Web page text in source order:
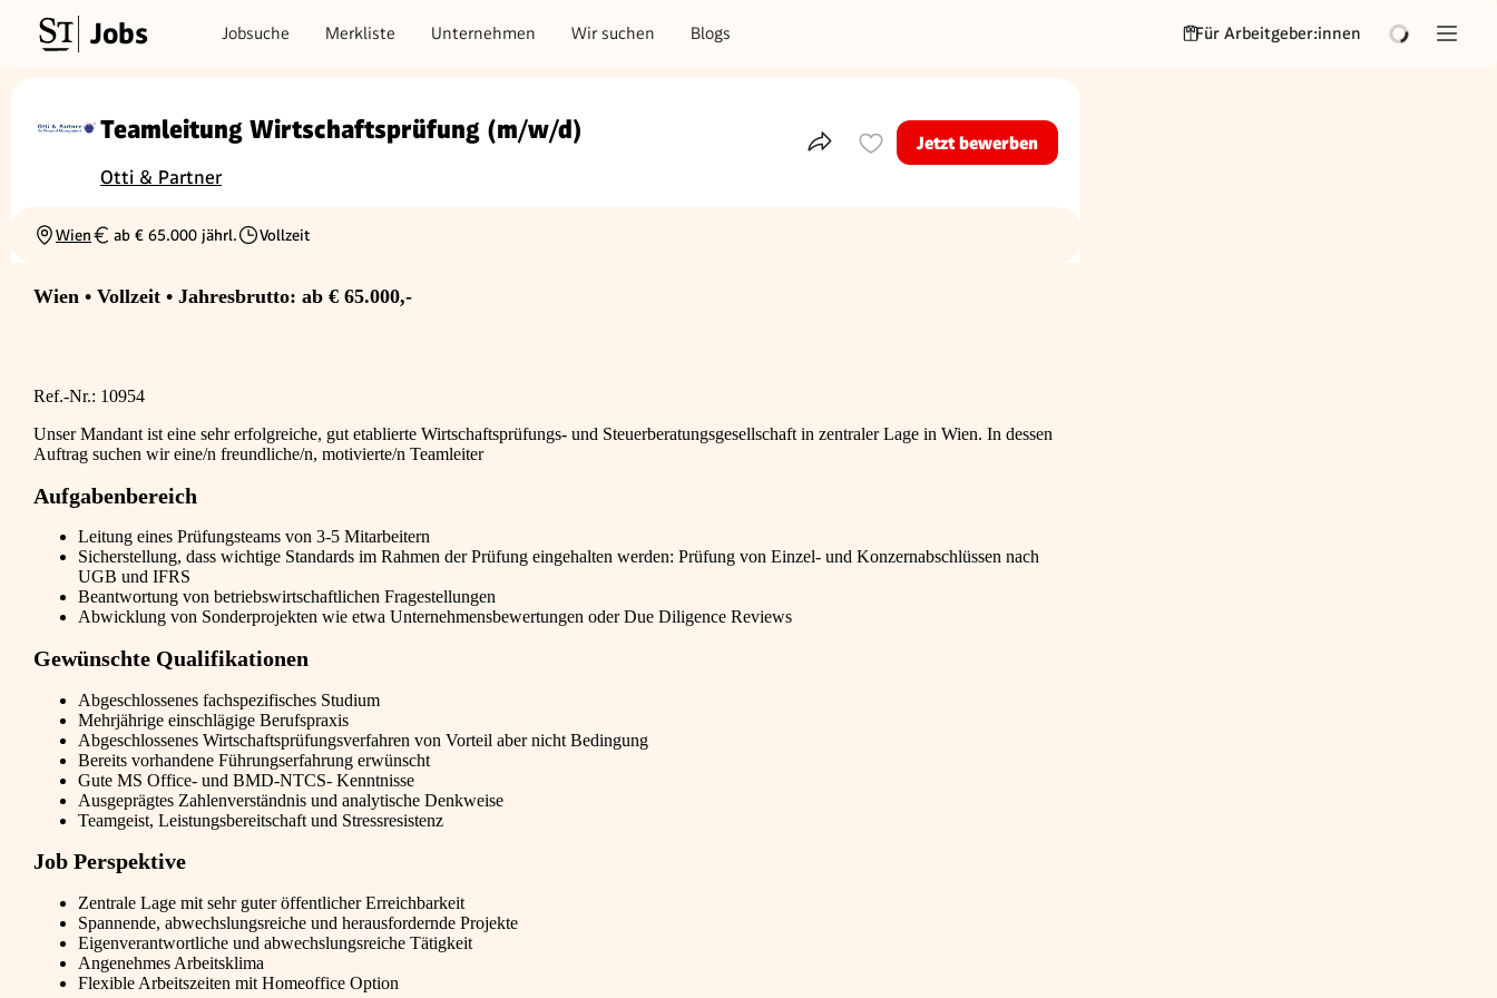
Jobs Jobsuche Merkliste Unternehmen Wir suchen Blogs Für Arbeitgeber:innen
Teamleitung Wirtschaftsprüfung (m/w/d)
Otti & Partner
Teile dieses InseratJetzt bewerben
Ortschaft
Wien
Gehalt
ab € 65.000 jährl.
Beschäftigungsart
Vollzeit
Wien • Vollzeit • Jahresbrutto: ab € 65.000,-
Ref.-Nr.: 10954
Unser Mandant ist eine sehr erfolgreiche, gut etablierte Wirtschaftsprüfungs- und Steuerberatungsgesellschaft in zentraler Lage in Wien. In dessen
Auftrag suchen wir eine/n freundliche/n, motivierte/n Teamleiter
Aufgabenbereich
Leitung eines Prüfungsteams von 3-5 Mitarbeitern
Sicherstellung, dass wichtige Standards im Rahmen der Prüfung eingehalten werden: Prüfung von Einzel- und Konzernabschlüssen nach
UGB und IFRS
Beantwortung von betriebswirtschaftlichen Fragestellungen
Abwicklung von Sonderprojekten wie etwa Unternehmensbewertungen oder Due Diligence Reviews
Gewünschte Qualifikationen
Abgeschlossenes fachspezifisches Studium
Mehrjährige einschlägige Berufspraxis
Abgeschlossenes Wirtschaftsprüfungsverfahren von Vorteil aber nicht Bedingung
Bereits vorhandene Führungserfahrung erwünscht
Gute MS Office- und BMD-NTCS- Kenntnisse
Ausgeprägtes Zahlenverständnis und analytische Denkweise
Teamgeist, Leistungsbereitschaft und Stressresistenz
Job Perspektive
Zentrale Lage mit sehr guter öffentlicher Erreichbarkeit
Spannende, abwechslungsreiche und herausfordernde Projekte
Eigenverantwortliche und abwechslungsreiche Tätigkeit
Angenehmes Arbeitsklima
Flexible Arbeitszeiten mit Homeoffice Option